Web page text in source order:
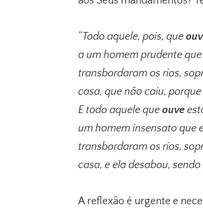
“ Todo aquele, pois, que
a um homem prudente
transbordaram os rios,
casa, que não caiu,
E todo aquele que ouve
um homem insensato que
transbordaram os rios,
casa, e ela desabou,
A reflexão é urgente e